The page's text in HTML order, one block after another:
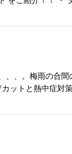
、、。 梅雨の合
ットと熱中症対
み日傘」をご紹
ていただけるよう
一本一本丁寧に作